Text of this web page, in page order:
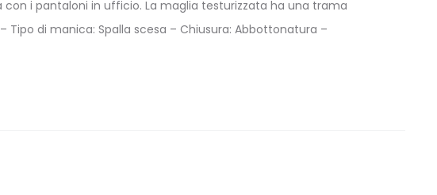
i pantaloni in ufficio. La maglia testurizzata ha una trama
di manica: Spalla scesa – Chiusura: Abbottonatura –